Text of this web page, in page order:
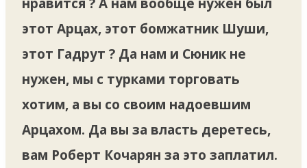
этот Арцах, этот бомжатник Шуши,
этот Гадрут ? Да нам и Сюник не
нужен, мы с турками торговать
хотим, а вы со своим надоевшим
Арцахом. Да вы за власть деретесь,
вам Роберт Кочарян за это заплатил.